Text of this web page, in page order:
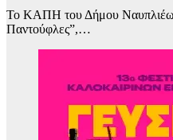
Το ΚΑΠΗ του Δήμου Ναυπλιέων
Παντούφλες”,…